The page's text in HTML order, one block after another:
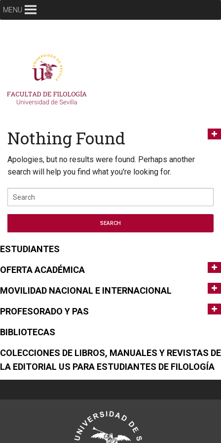
MENU
Nothing Found
Apologies, but no results were found. Perhaps another
search will help you find what you're looking for.
ESTUDIANTES
OFERTA ACADÉMICA
MOVILIDAD NACIONAL E INTERNACIONAL
PROFESORADO Y PAS
BIBLIOTECAS
COLECCIONES DE LIBROS, MANUALES Y REVISTAS DE
LA EDITORIAL US PARA ESTUDIANTES DE FILOLOGÍA